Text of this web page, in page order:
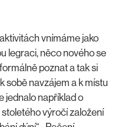
vnímáme jako
legraci, něco nového se
poznat a tak si
sobě navzájem a k místu
jednalo například o
výročí založení